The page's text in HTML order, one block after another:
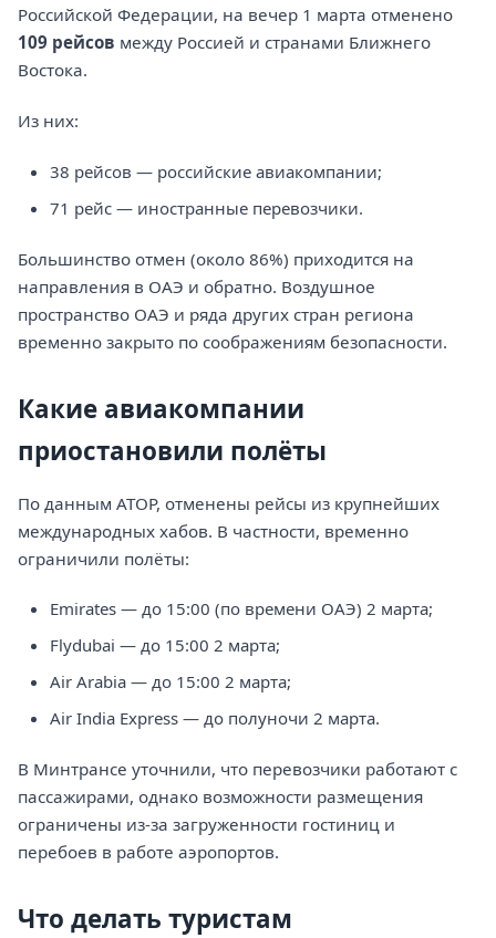
Российской Федерации, на вечер 1 марта отменено
109 рейсов между Россией и странами Ближнего
Востока.
Из них:
38 рейсов — российские авиакомпании;
71 рейс — иностранные перевозчики.
Большинство отмен (около 86%) приходится на
направления в ОАЭ и обратно. Воздушное
пространство ОАЭ и ряда других стран региона
временно закрыто по соображениям безопасности.
Какие авиакомпании
приостановили полёты
По данным АТОР, отменены рейсы из крупнейших
международных хабов. В частности, временно
ограничили полёты:
Emirates — до 15:00 (по времени ОАЭ) 2 марта;
Flydubai — до 15:00 2 марта;
Air Arabia — до 15:00 2 марта;
Air India Express — до полуночи 2 марта.
В Минтрансе уточнили, что перевозчики работают с
пассажирами, однако возможности размещения
ограничены из-за загруженности гостиниц и
перебоев в работе аэропортов.
Что делать туристам